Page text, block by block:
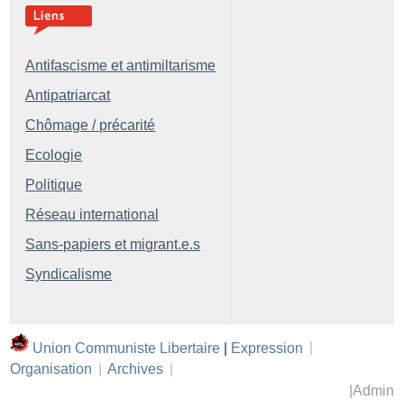
Antifascisme et antimiltarisme
Antipatriarcat
Chômage / précarité
Ecologie
Politique
Réseau international
Sans-papiers et migrant.e.s
Syndicalisme
Union Communiste Libertaire | Expression
Organisation
Archives
Admin